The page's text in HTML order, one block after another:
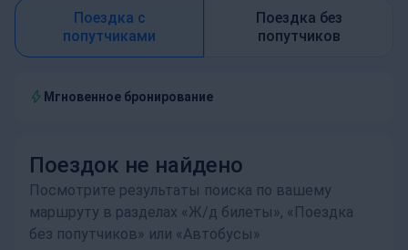
Поездка с
попутчиками
Поездка без
попутчиков
Мгновенное бронирование
Поездок не найдено
Посмотрите результаты поиска по вашему
маршруту в разделах «Ж/д билеты», «Поездка
без попутчиков» или «Автобусы»